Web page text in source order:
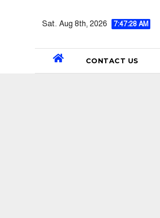
Sat. Aug 8th, 2026 7:47:29 AM
CONTACT US